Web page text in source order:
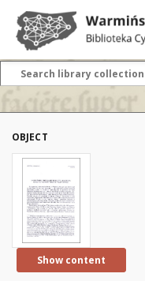
OBJECT
Show content